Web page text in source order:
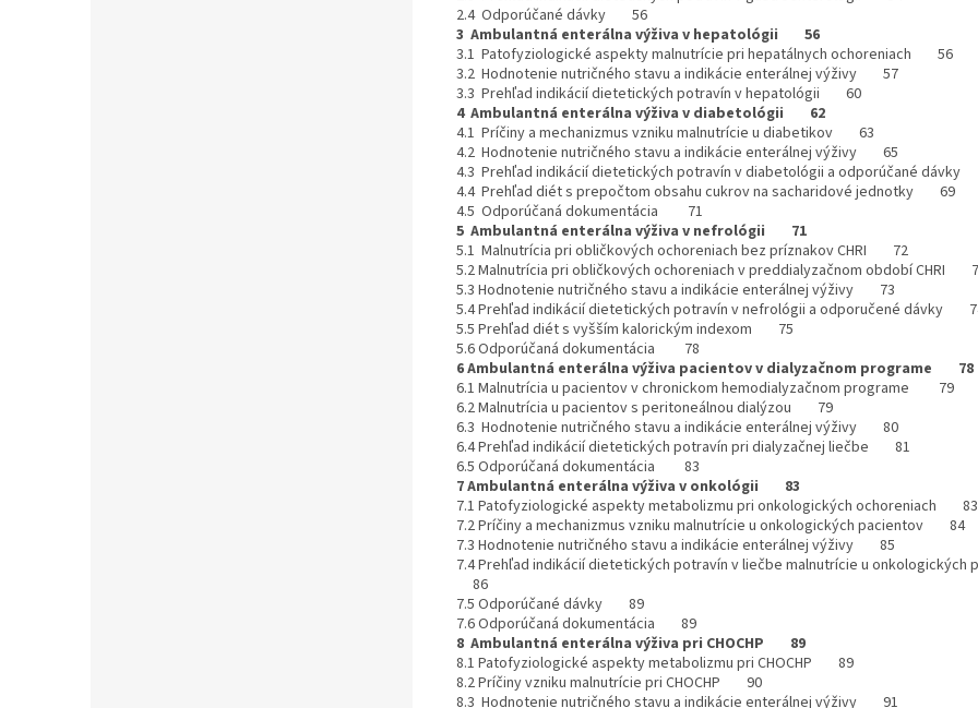
2.4 Odporúčané dávky 56
3 Ambulantná enterálna výživa v hepatológii 56
3.1 Patofyziologické aspekty malnutrície pri hepatálnych ochoreniach 56
3.2 Hodnotenie nutričného stavu a indikácie enterálnej výživy 57
3.3 Prehľad indikácií dietetických potravín v hepatológii 60
4 Ambulantná enterálna výživa v diabetológii 62
4.1 Príčiny a mechanizmus vzniku malnutrície u diabetikov 63
4.2 Hodnotenie nutričného stavu a indikácie enterálnej výživy 65
4.3 Prehľad indikácií dietetických potravín v diabetológii a odporúčané
4.4 Prehľad diét s prepočtom obsahu cukrov na sacharidové jednotky 69
4.5 Odporúčaná dokumentácia 71
5 Ambulantná enterálna výživa v nefrológii 71
5.1 Malnutrícia pri obličkových ochoreniach bez príznakov CHRI 72
5.2 Malnutrícia pri obličkových ochoreniach v preddialyzačnom období CHRI
5.3 Hodnotenie nutričného stavu a indikácie enterálnej výživy 73
5.4 Prehľad indikácií dietetických potravín v nefrológii a odporučené dávky
5.5 Prehľad diét s vyšším kalorickým indexom 75
5.6 Odporúčaná dokumentácia 78
6 Ambulantná enterálna výživa pacientov v dialyzačnom programe 78
6.1 Malnutrícia u pacientov v chronickom hemodialyzačnom programe 79
6.2 Malnutrícia u pacientov s peritoneálnou dialýzou 79
6.3 Hodnotenie nutričného stavu a indikácie enterálnej výživy 80
6.4 Prehľad indikácií dietetických potravín pri dialyzačnej liečbe 81
6.5 Odporúčaná dokumentácia 83
7 Ambulantná enterálna výživa v onkológii 83
7.1 Patofyziologické aspekty metabolizmu pri onkologických ochoreniach 83
7.2 Príčiny a mechanizmus vzniku malnutrície u onkologických pacientov 84
7.3 Hodnotenie nutričného stavu a indikácie enterálnej výživy 85
7.4 Prehľad indikácií dietetických potravín v liečbe malnutrície u onkologických
86
7.5 Odporúčané dávky 89
7.6 Odporúčaná dokumentácia 89
8 Ambulantná enterálna výživa pri CHOCHP 89
8.1 Patofyziologické aspekty metabolizmu pri CHOCHP 89
8.2 Príčiny vzniku malnutrície pri CHOCHP 90
8.3 Hodnotenie nutričného stavu a indikácie enterálnej výživy 91